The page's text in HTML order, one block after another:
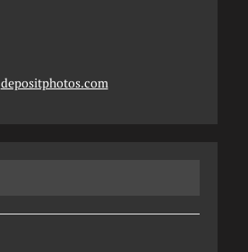
depositphotos.com